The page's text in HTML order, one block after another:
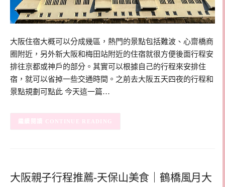
大阪住宿大概可以分成幾區，熱門的景點包括難波、心齋橋商
圈附近，另外新大阪和梅田站附近的住宿就很方便後面行程安
排往京都或神戶的部分。其實可以根據自己的行程來安排住
宿，就可以省掉一些交通時間。之前去大阪五天四夜的行程和
景點規劃可點此 今天這一篇…
CONTINUE READING
大阪親子行程推薦-天保山美食｜鶴橋風月大